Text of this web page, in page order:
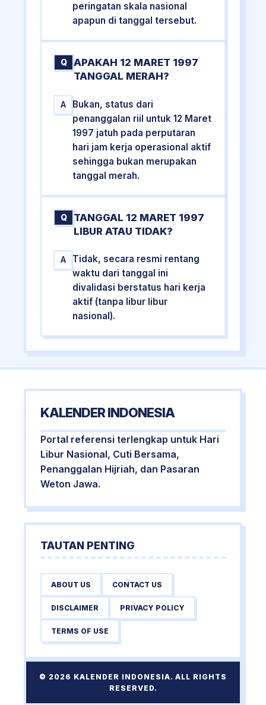
peringatan skala nasional
apapun di tanggal tersebut.
Q
APAKAH 12 MARET 1997
TANGGAL MERAH?
A
Bukan, status dari
penanggalan riil untuk 12 Maret
1997 jatuh pada perputaran
hari jam kerja operasional aktif
sehingga bukan merupakan
tanggal merah.
Q
TANGGAL 12 MARET 1997
LIBUR ATAU TIDAK?
A
Tidak, secara resmi rentang
waktu dari tanggal ini
divalidasi berstatus hari kerja
aktif (tanpa libur libur
nasional).
KALENDER INDONESIA
Portal referensi terlengkap untuk Hari
Libur Nasional, Cuti Bersama,
Penanggalan Hijriah, dan Pasaran
Weton Jawa.
TAUTAN PENTING
ABOUT US CONTACT US
DISCLAIMER PRIVACY POLICY
TERMS OF USE
© 2026 KALENDER INDONESIA. ALL RIGHTS
RESERVED.